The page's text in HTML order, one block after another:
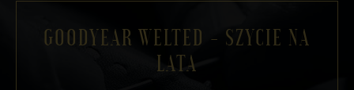
GOODYEAR WELTED - SZYCIE NA
LATA